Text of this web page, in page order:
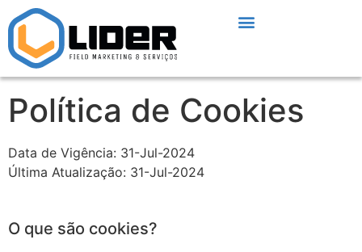
Política de Cookies
Data de Vigência: 31-Jul-2024
Última Atualização: 31-Jul-2024
O que são cookies?